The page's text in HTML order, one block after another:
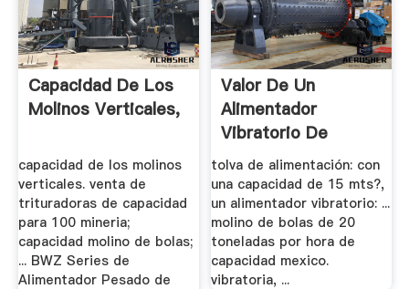
Capacidad De Los
Molinos Verticales,
capacidad de los molinos
verticales. venta de
trituradoras de capacidad
para 100 mineria;
capacidad molino de bolas;
... BWZ Series de
Alimentador Pesado de
Valor De Un
Alimentador
Vibratorio De
Capacidad .
tolva de alimentación: con
una capacidad de 15 mts?,
un alimentador vibratorio: ...
molino de bolas de 20
toneladas por hora de
capacidad mexico.
vibratoria, ...